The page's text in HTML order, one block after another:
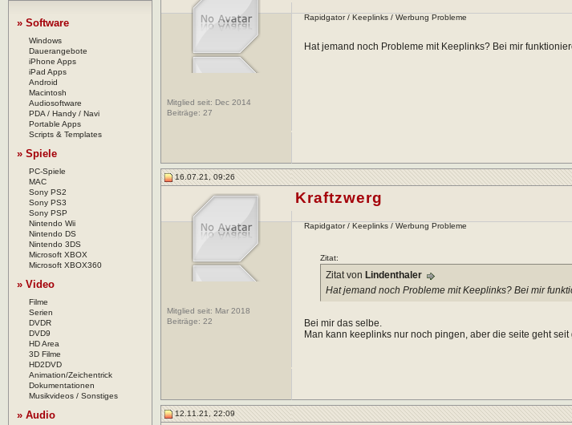
» Software
Windows
Dauerangebote
iPhone Apps
iPad Apps
Android
Macintosh
Audiosoftware
PDA / Handy / Navi
Portable Apps
Scripts & Templates
» Spiele
PC-Spiele
MAC
Sony PS2
Sony PS3
Sony PSP
Nintendo Wii
Nintendo DS
Nintendo 3DS
Microsoft XBOX
Microsoft XBOX360
» Video
Filme
Serien
DVDR
DVD9
HD Area
3D Filme
HD2DVD
Animation/Zeichentrick
Dokumentationen
Musikvideos / Sonstiges
» Audio
Mitglied seit: Dec 2014
Beiträge: 27
Rapidgator / Keeplinks / Werbung Probleme
Hat jemand noch Probleme mit Keeplinks? Bei mir
16.07.21, 09:26
Mitglied seit: Mar 2018
Beiträge: 22
Kraftzwerg
Rapidgator / Keeplinks / Werbung Probleme
Zitat:
Zitat von Lindenthaler
Hat jemand noch Probleme mit Keeplinks? Bei mir
Bei mir das selbe.
Man kann keeplinks nur noch pingen, aber die seite geht
12.11.21, 22:09